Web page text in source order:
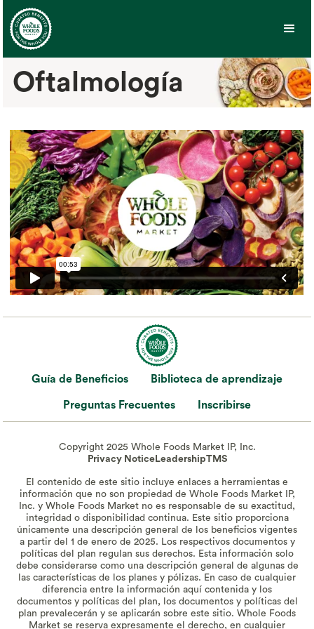
Oftalmología
Guía de Beneficios Biblioteca de aprendizaje
Preguntas Frecuentes Inscribirse
Copyright 2025 Whole Foods Market IP, Inc.
Privacy NoticeLeadershipTMS
El contenido de este sitio incluye enlaces a herramientas e
información que no son propiedad de Whole Foods Market IP,
Inc. y Whole Foods Market no es responsable de su exactitud,
integridad o disponibilidad continua. Este sitio proporciona
únicamente una descripción general de los beneficios vigentes
a partir del 1 de enero de 2025. Los respectivos documentos y
políticas del plan regulan sus derechos. Esta información solo
debe considerarse como una descripción general de algunas de
las características de los planes y pólizas. En caso de cualquier
diferencia entre la información aquí contenida y los
documentos y políticas del plan, los documentos y políticas del
plan prevalecerán y se aplicarán sobre este sitio. Whole Foods
Market se reserva expresamente el derecho, en cualquier